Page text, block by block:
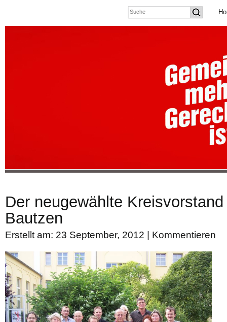
Der neugewählte
Bautzen
Erstellt am: 23 September, 2012 | Kommentieren